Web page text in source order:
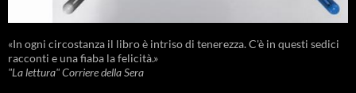
«In ogni circostanza il libro è intriso di tenerezza. C'è in questi sedici
racconti e una fiaba la felicità.»
"La lettura" Corriere della Sera